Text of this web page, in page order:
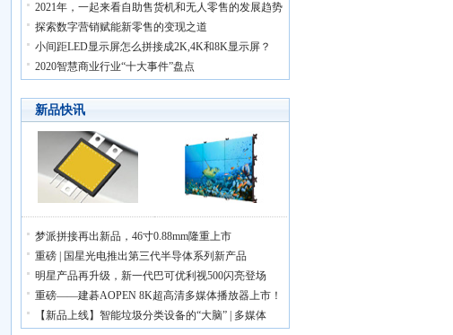
2021年，一起来看自助售货机和无人零售的发展趋势
探索数字营销赋能新零售的变现之道
小间距LED显示屏怎么拼接成2K,4K和8K显示屏？
2020智慧商业行业“十大事件”盘点
新品快讯
梦派拼接再出新品，46寸0.88mm隆重上市
重磅 | 国星光电推出第三代半导体系列新产品
明星产品再升级，新一代巴可优利视500闪亮登场
重磅——建碁AOPEN 8K超高清多媒体播放器上市！
【新品上线】智能垃圾分类设备的“大脑” | 多媒体